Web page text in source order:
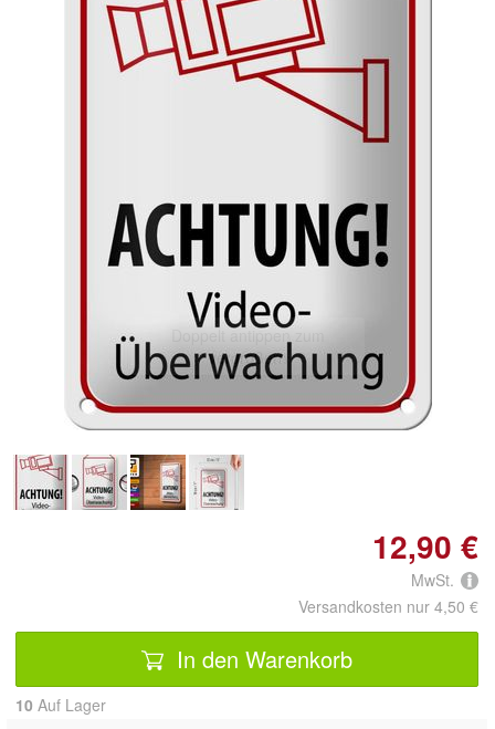
Doppelt antippen zum
vergrößern
12,90 €
MwSt.
Versandkosten nur 4,50 €
In den Warenkorb
10 Auf Lager